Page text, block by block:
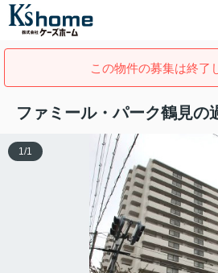
この物件の募集は終了
ファミール・パーク鶴見の
1/1